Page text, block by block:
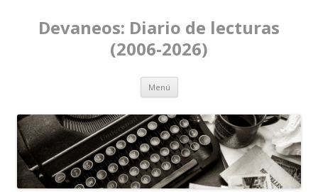
Devaneos: Diario de lecturas
(2006-2026)
Menú Ir al contenido